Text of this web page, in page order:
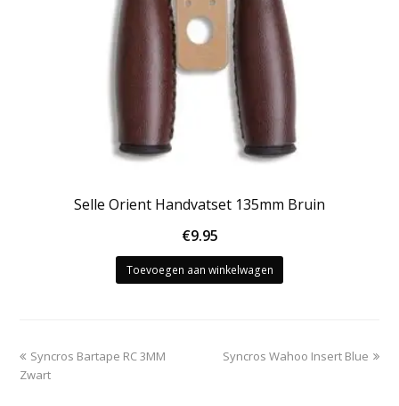
Selle Orient Handvatset 135mm Bruin
€9.95
Toevoegen aan winkelwagen
previous
post:
Syncros Bartape RC 3MM
Zwart
next
Syncros Wahoo Insert Blue